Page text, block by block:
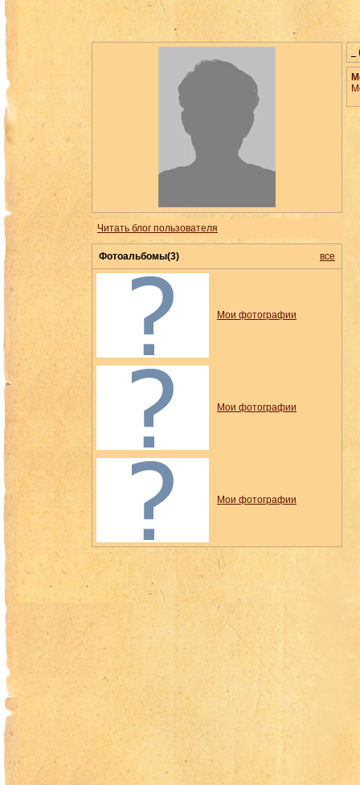
Читать блог пользователя
Фотоальбомы(3) все
Мои фотографии
Мои фотографии
Мои фотографии